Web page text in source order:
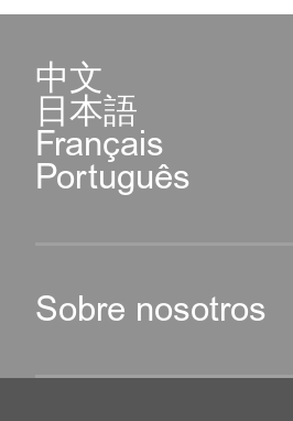
中文
日本語
Français
Português
Sobre nosotros